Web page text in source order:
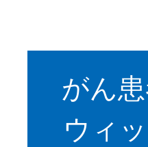
がん
ウィ